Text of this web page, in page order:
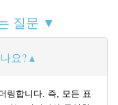
질문 ▼
요?
링합니다. 즉, 모든 표